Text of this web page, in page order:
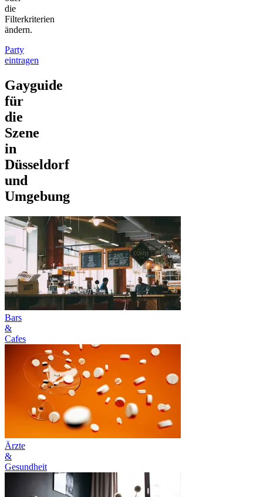
die
Filterkriterien
ändern.
Party
eintragen
Gayguide
für
die
Szene
in
Düsseldorf
und
Umgebung
Bars
&
Cafes
Ärzte
&
Gesundheit